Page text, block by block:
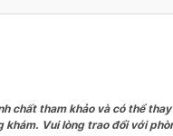
chất tham khảo và có thể
Vui lòng trao đổi với